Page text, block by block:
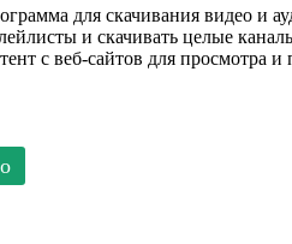
для скачивания видео и
и скачивать целые
с веб-сайтов для просмотра